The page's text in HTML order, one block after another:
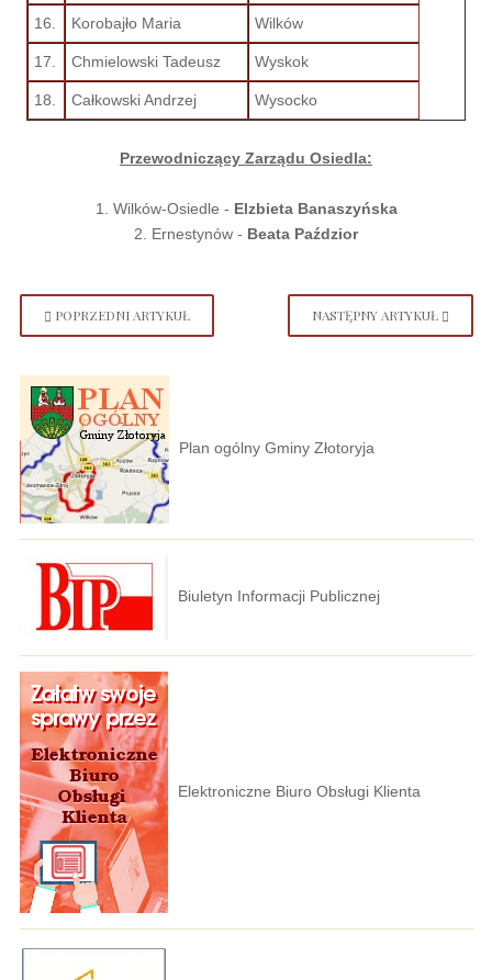
16. Korobajło Maria Wilków
17. Chmielowski Tadeusz Wyskok
18. Całkowski Andrzej Wysocko
Przewodniczący Zarządu Osiedla:
1. Wilków-Osiedle - Elzbieta Banaszyńska
2. Ernestynów - Beata Paździor
POPRZEDNI ARTYKUŁ NASTĘPNY ARTYKUŁ
Plan ogólny Gminy Złotoryja
Biuletyn Informacji Publicznej
Elektroniczne Biuro Obsługi Klienta